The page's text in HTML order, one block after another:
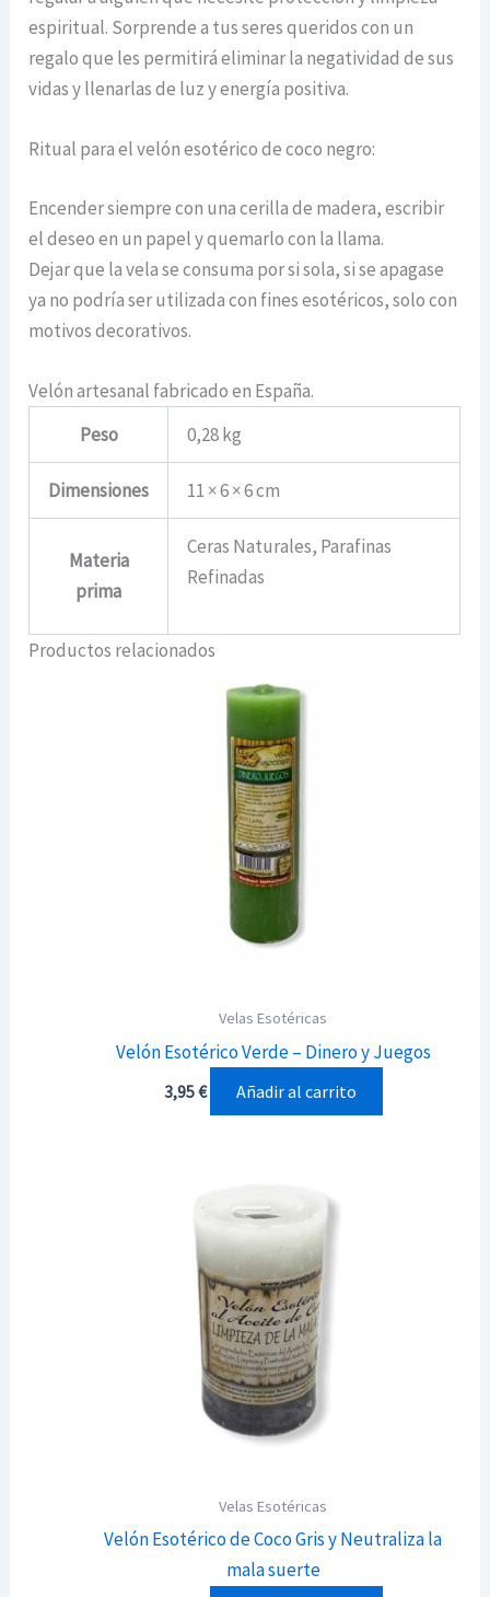
espiritual. Sorprende a tus seres queridos con un
regalo que les permitirá eliminar la negatividad de sus
vidas y llenarlas de luz y energía positiva.
Ritual para el velón esotérico de coco negro:
Encender siempre con una cerilla de madera, escribir
el deseo en un papel y quemarlo con la llama.
Dejar que la vela se consuma por si sola, si se apagase
ya no podría ser utilizada con fines esotéricos, solo con
motivos decorativos.
Velón artesanal fabricado en España.
Peso
0,28 kg
Dimensiones 11 × 6 × 6 cm
Materia
prima
Ceras Naturales, Parafinas
Refinadas
Productos relacionados
Velas Esotéricas
Velón Esotérico Verde – Dinero y Juegos
3,95€ Añadir al carrito
Velas Esotéricas
Velón Esotérico de Coco Gris y Neutraliza la
mala suerte